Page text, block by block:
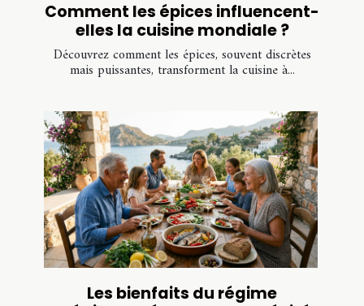
Comment les épices influencent-
elles la cuisine mondiale ?
Découvrez comment les épices, souvent discrètes
mais puissantes, transforment la cuisine à...
Les bienfaits du régime